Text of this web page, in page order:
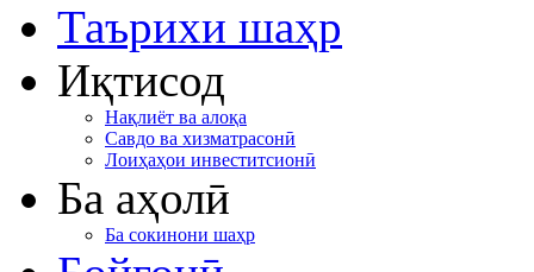
Таърихи шаҳр
Иқтисод
Нақлиёт ва алоқа
Савдо ва хизматрасонӣ
Лоиҳаҳои инвеститсионӣ
Ба аҳолӣ
Ба сокинони шаҳр